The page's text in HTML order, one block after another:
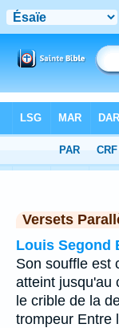
Chapitre 30> Verset 28
Versets
Louis Segond
Son souffle est
atteint jusqu'au
le crible de la
trompeur Entre